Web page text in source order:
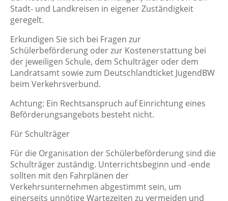
Stadt- und Landkreisen in eigener Zuständigkeit
geregelt.
Erkundigen Sie sich bei Fragen zur
Schülerbeförderung oder zur Kostenerstattung bei
der jeweiligen Schule, dem Schulträger oder dem
Landratsamt sowie zum Deutschlandticket JugendBW
beim Verkehrsverbund.
Achtung: Ein Rechtsanspruch auf Einrichtung eines
Beförderungsangebots besteht nicht.
Für Schulträger
Für die Organisation der Schülerbeförderung sind die
Schulträger zuständig. Unterrichtsbeginn und -ende
sollten mit den Fahrplänen der
Verkehrsunternehmen abgestimmt sein, um
einerseits unnötige Wartezeiten zu vermeiden und